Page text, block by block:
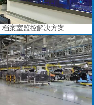
档案室监控解决方案